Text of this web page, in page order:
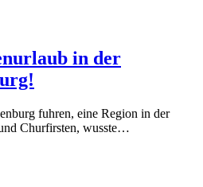
in der
fuhren, eine Region in der
Churfirsten, wusste…